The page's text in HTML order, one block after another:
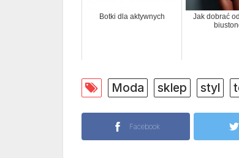
Botki dla aktywnych
Jak dobrać
Moda sklep styl
Facebook